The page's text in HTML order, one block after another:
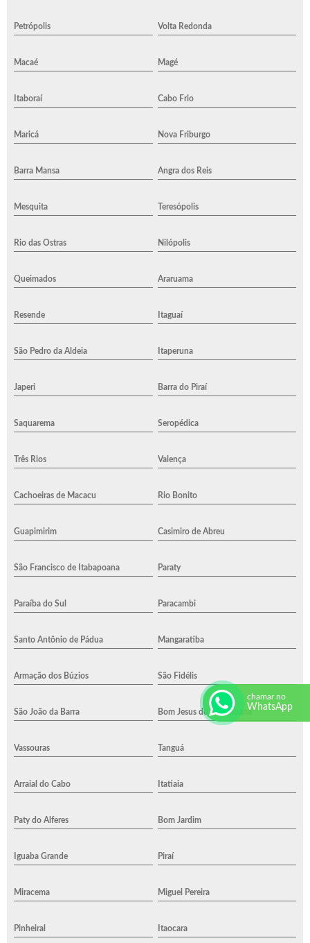
Petrópolis Volta Redonda
Macaé Magé
Itaboraí Cabo Frio
Maricá Nova Friburgo
Barra Mansa Angra dos Reis
Mesquita Teresópolis
Rio das Ostras Nilópolis
Queimados Araruama
Resende Itaguaí
São Pedro da Aldeia Itaperuna
Japeri Barra do Piraí
Saquarema Seropédica
Três Rios Valença
Cachoeiras de Macacu Rio Bonito
Guapimirim Casimiro de Abreu
São Francisco de Itabapoana Paraty
Paraíba do Sul Paracambi
Santo Antônio de Pádua Mangaratiba
Armação dos Búzios São Fidélis
São João da Barra Bom Jesus do Itabapoana
Vassouras Tanguá
Arraial do Cabo Itatiaia
Paty do Alferes Bom Jardim
Iguaba Grande Piraí
Miracema Miguel Pereira
Pinheiral Itaocara
chamar no
WhatsApp